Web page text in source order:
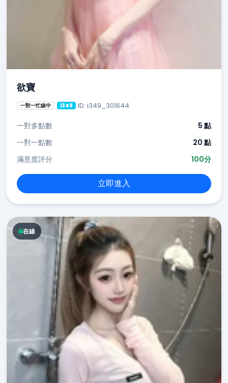
欲寶
一對一忙線中 i349 ID: i349_301644
一對多點數
5 點
一對一點數
20 點
滿意度評分
100分
立即進入
在線